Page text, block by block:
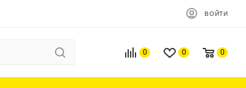
ВОЙТИ
0 0 0